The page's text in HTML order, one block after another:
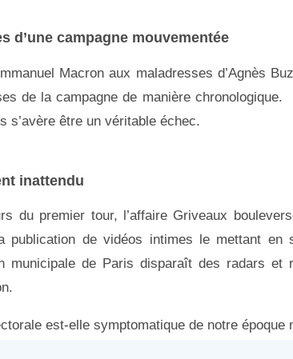
d’une campagne mouvementée
Macron aux maladresses d’Agnès
de la campagne de manière chronologique.
s’avère être un véritable échec.
inattendu
du premier tour, l’affaire Griveaux
publication de vidéos intimes le mettant en
municipale de Paris disparaît des radars et
est-elle symptomatique de notre époque